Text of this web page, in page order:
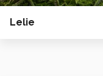
Lelie